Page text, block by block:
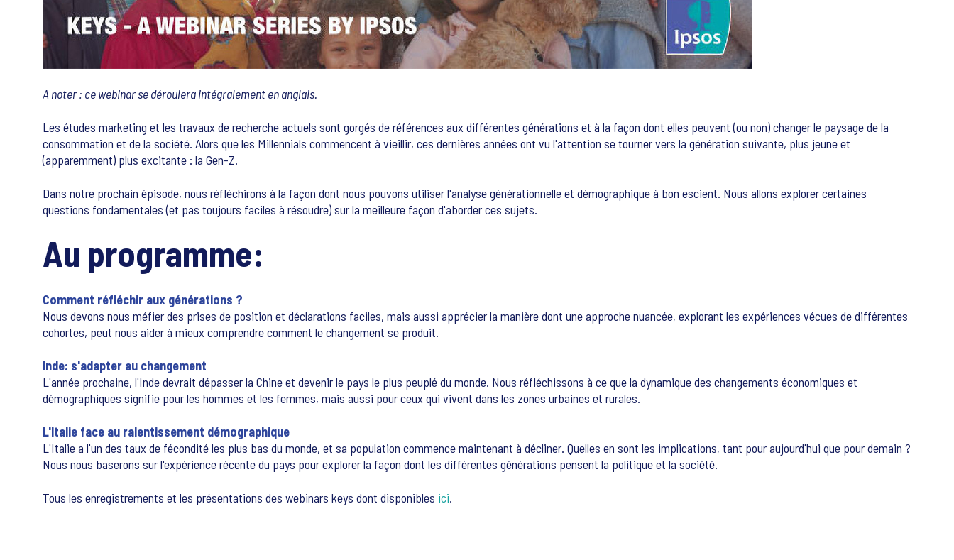
A noter : ce webinar se déroulera intégralement en anglais.
Les études marketing et les travaux de recherche actuels sont gorgés de références aux différentes générations et à la façon dont elles peuvent (ou non) changer le paysage de la
consommation et de la société. Alors que les Millennials commencent à vieillir, ces dernières années ont vu l'attention se tourner vers la génération suivante, plus jeune et
(apparemment) plus excitante : la Gen-Z.
Dans notre prochain épisode, nous réfléchirons à la façon dont nous pouvons utiliser l'analyse générationnelle et démographique à bon escient. Nous allons explorer certaines
questions fondamentales (et pas toujours faciles à résoudre) sur la meilleure façon d'aborder ces sujets.
Au programme:
Comment réfléchir aux générations ?
Nous devons nous méfier des prises de position et déclarations faciles, mais aussi apprécier la manière dont une approche nuancée, explorant les expériences vécues de différentes
cohortes, peut nous aider à mieux comprendre comment le changement se produit.
Inde: s'adapter au changement
L'année prochaine, l'Inde devrait dépasser la Chine et devenir le pays le plus peuplé du monde. Nous réfléchissons à ce que la dynamique des changements économiques et
démographiques signifie pour les hommes et les femmes, mais aussi pour ceux qui vivent dans les zones urbaines et rurales.
L'Italie face au ralentissement démographique
L'Italie a l'un des taux de fécondité les plus bas du monde, et sa population commence maintenant à décliner. Quelles en sont les implications, tant pour aujourd'hui que pour demain ?
Nous nous baserons sur l'expérience récente du pays pour explorer la façon dont les différentes générations pensent la politique et la société.
Tous les enregistrements et les présentations des webinars keys dont disponibles ici.